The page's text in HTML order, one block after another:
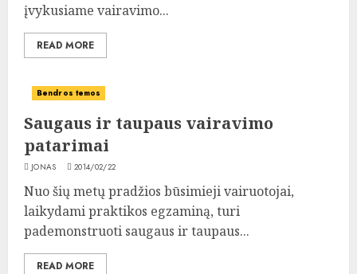
įvykusiame vairavimo...
READ MORE
Bendros temos
Saugaus ir taupaus vairavimo
patarimai
JONAS 2014/02/22
Nuo šių metų pradžios būsimieji vairuotojai,
laikydami praktikos egzaminą, turi
pademonstruoti saugaus ir taupaus...
READ MORE